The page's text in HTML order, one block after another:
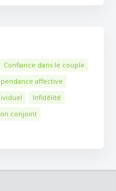
Confiance dans le couple
affective
Infidélité
conjoint